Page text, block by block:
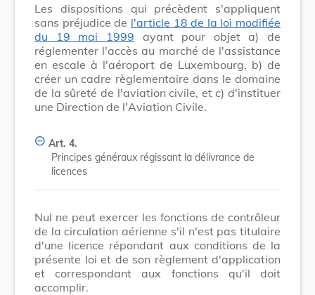
Les dispositions qui précèdent s'appliquent
sans préjudice de l'article 18 de la loi modifiée
du 19 mai 1999 ayant pour objet a) de
réglementer l'accès au marché de l'assistance
en escale à l'aéroport de Luxembourg, b) de
créer un cadre règlementaire dans le domaine
de la sûreté de l'aviation civile, et c) d'instituer
une Direction de l'Aviation Civile.
Art. 4.
Principes généraux régissant la délivrance de
licences
Nul ne peut exercer les fonctions de contrôleur
de la circulation aérienne s'il n'est pas titulaire
d'une licence répondant aux conditions de la
présente loi et de son règlement d'application
et correspondant aux fonctions qu'il doit
accomplir.